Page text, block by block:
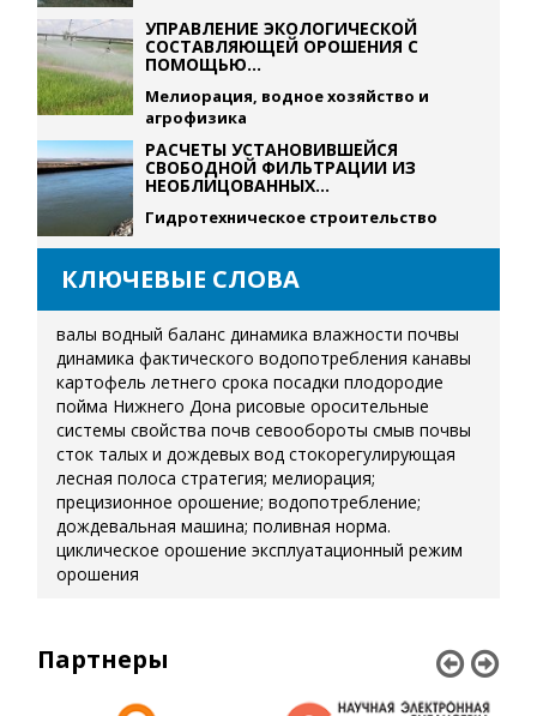
УПРАВЛЕНИЕ ЭКОЛОГИЧЕСКОЙ
СОСТАВЛЯЮЩЕЙ ОРОШЕНИЯ С
ПОМОЩЬЮ...
Мелиорация, водное хозяйство и
агрофизика
РАСЧЕТЫ УСТАНОВИВШЕЙСЯ
СВОБОДНОЙ ФИЛЬТРАЦИИ ИЗ
НЕОБЛИЦОВАННЫХ...
Гидротехническое строительство
КЛЮЧЕВЫЕ СЛОВА
валы водный баланс динамика влажности почвы
динамика фактического водопотребления канавы
картофель летнего срока посадки плодородие
пойма Нижнего Дона рисовые оросительные
системы свойства почв севообороты смыв почвы
сток талых и дождевых вод стокорегулирующая
лесная полоса стратегия; мелиорация;
прецизионное орошение; водопотребление;
дождевальная машина; поливная норма.
циклическое орошение эксплуатационный режим
орошения
Партнеры